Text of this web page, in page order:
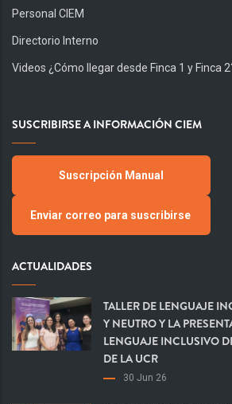
Personal CIEM
Directorio Interno
Videos ¿Cómo llegar desde Finca 1 y Finca
SUSCRIBIRSE A INFORMACIÓN CIEM
Suscripción Manual
Enviar correo para suscribirse
ACTUALIDADES
TALLER DE LENGUAJE
Y NEUTRO Y LA
LENGUAJE INCLUSIVO
DE LA UCR
30 Jun 26